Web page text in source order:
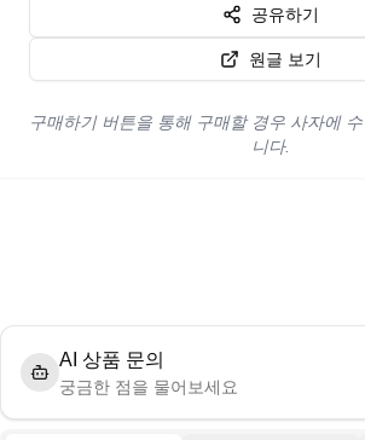
공유하기
원글 보기
구매하기 버튼을 통해 구매할 경우 사자에
니다.
AI 상품 문의
궁금한 점을 물어보세요